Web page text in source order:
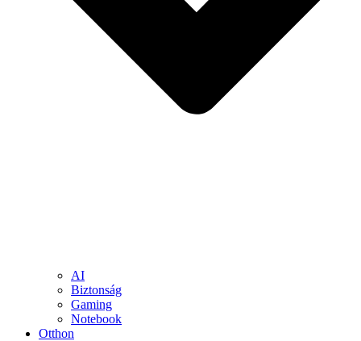
AI
Biztonság
Gaming
Notebook
Otthon